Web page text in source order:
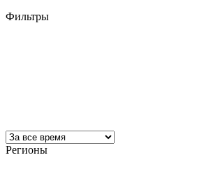
Фильтры
Регионы